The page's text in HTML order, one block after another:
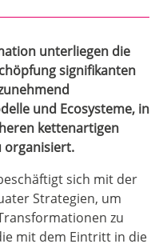
unterliegen die
signifikanten
und Ecosysteme, in
kettenartigen
organisiert.
sich mit der
Strategien, um
zu
mit dem Eintritt in die